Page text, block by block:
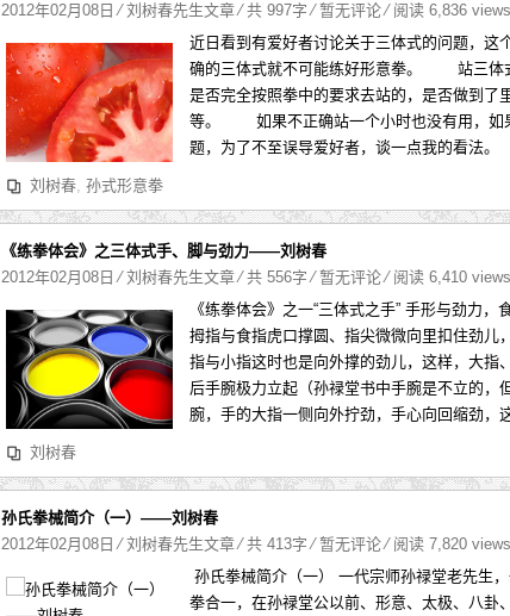
2012年02月08日 ⁄刘树春先生文章⁄ 共 997字⁄暂无评论⁄ 阅读 6,836
近日看到有爱好者讨论关于三体式的问题，这
确的三体式就不可能练好形意拳。 站三体
是否完全按照拳中的要求去站的，是否做到了
等。 如果不正确站一个小时也没有用，
题，为了不至误导爱好者，谈一点我的看
刘树春, 孙式形意拳
《练拳体会》之三体式手、脚与劲力——刘树春
2012年02月08日 ⁄刘树春先生文章⁄ 共 556字⁄暂无评论⁄ 阅读 6,410
《练拳体会》之一“三体式之手” 手形与劲力
拇指与食指虎口撑圆、指尖微微向里扣住劲儿
指与小指这时也是向外撑的劲儿，这样，大指
后手腕极力立起（孙禄堂书中手腕是不立的，
腕，手的大指一侧向外拧劲，手心向回缩劲，
刘树春
孙氏拳械简介（一）——刘树春
2012年02月08日 ⁄刘树春先生文章⁄ 共 413字⁄暂无评论⁄ 阅读 7,820
孙氏拳械简介（一） 一代宗师孙禄堂老先生
拳合一，在孙禄堂公以前、形意、太极、八卦